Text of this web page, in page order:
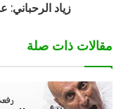
زياد الرحباني:
مقالات ذات صلة